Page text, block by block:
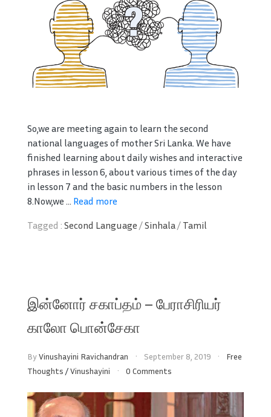
So,we are meeting again to learn the second
national languages of mother Sri Lanka. We have
finished learning about daily wishes and interactive
phrases in lesson 6, about various times of the day
in lesson 7 and the basic numbers in the lesson
8.Now,we ... Read more
Tagged : Second Language /Sinhala/ Tamil
இன்னோர் சகாப்தம் – பேராசிரியர்
காலோ பொன்சேகா
ByVinushayini Ravichandran September 8, 2019
Free
Thoughts /Vinushayini 0 Comments